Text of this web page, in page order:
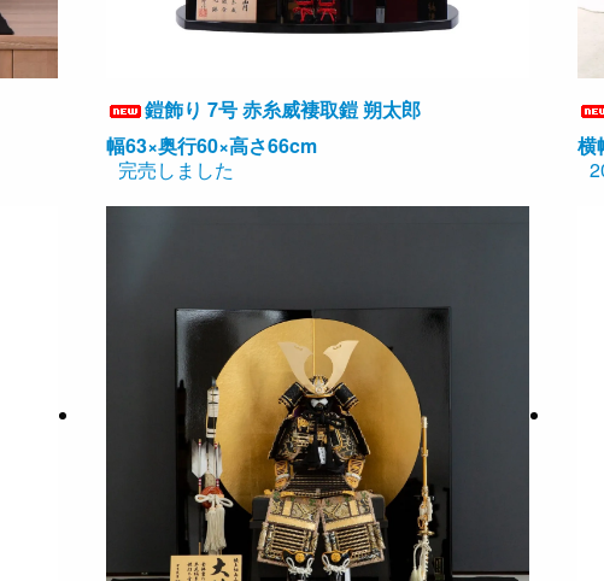
鎧飾り 7号 赤糸威褄取鎧 朔太郎
幅63×奥行60×高さ66cm
完売しました
横